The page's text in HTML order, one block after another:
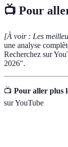
📺 Pour
[À voir : Les
une analyse
Recherchez sur
2026".
📺 Pour aller plus
sur YouTube